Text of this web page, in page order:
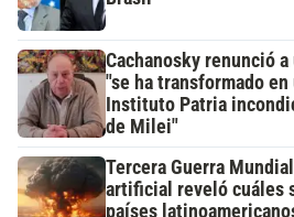
Cachanosky renunció
"se ha transformado
Instituto Patria
de Milei"
Tercera Guerra
artificial reveló cuáles
países